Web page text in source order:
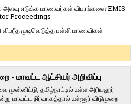
எடுக்க மாணவர்கள் விபரங்களை EMIS
Proceedings
முடிவெடுத்த பள்ளி மாணவிகள்
- மாவட்ட ஆட்சியர் அறிவிப்பு
முன்னிட்டு, தமிழ்நாட்டில் உள்ள அரியலூர்
மாவட்ட நிர்வாகத்தால் உள்ளூர் விடுமுறை